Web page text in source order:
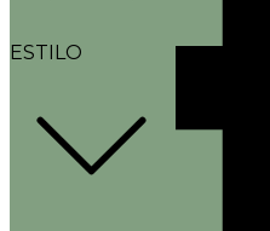
ESTILO